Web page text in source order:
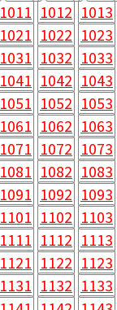
1011 1012 1013
1021 1022 1023
1031 1032 1033
1041 1042 1043
1051 1052 1053
1061 1062 1063
1071 1072 1073
1081 1082 1083
1091 1092 1093
1101 1102 1103
1111 1112 1113
1121 1122 1123
1131 1132 1133